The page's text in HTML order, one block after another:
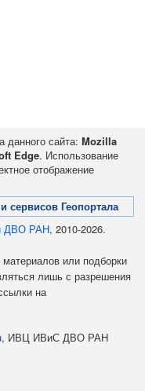
данного сайта: Mozilla
Edge. Использование
отображение
сервисов Геопортала
ДВО РАН, 2010-2026.
или подборки
лишь с разрешения
на
, ИВЦ ИВиС ДВО РАН